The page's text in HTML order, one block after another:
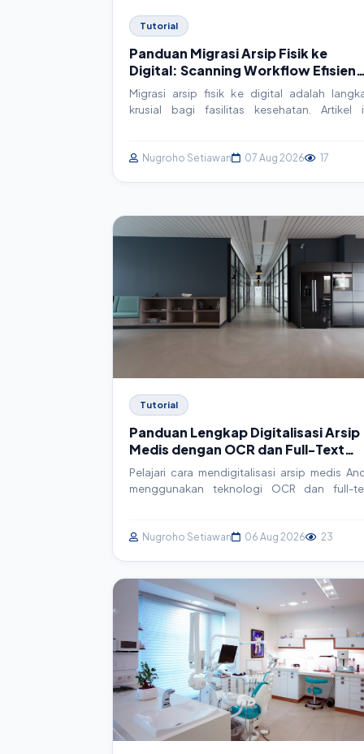
Tutorial
Panduan Migrasi Arsip Fisik ke
Digital: Scanning Workflow Efisien
untuk Faskes
Migrasi arsip fisik ke digital adalah
krusial bagi fasilitas kesehatan. Artikel
efisien, mulai dari persiapan hingga
Nugroho Setiawan 07 Aug 2026 17
Tutorial
Panduan Lengkap Digitalisasi Arsip
Medis dengan OCR dan Full-Text
Search untuk SIMRS
Pelajari cara mendigitalisasi arsip medis
menggunakan teknologi OCR dan full-
practice untuk meningkatkan
Nugroho Setiawan 06 Aug 2026 23